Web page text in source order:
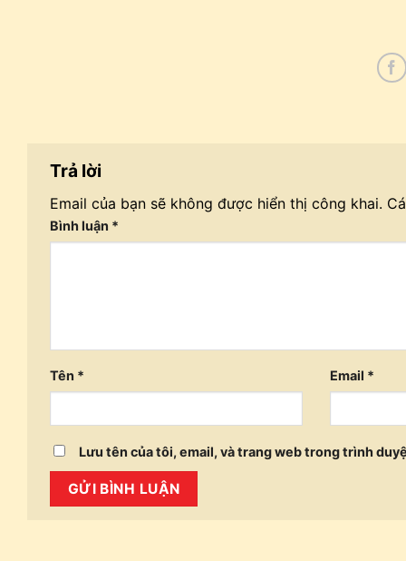
Trả lời
Email của bạn sẽ không được hiển thị công khai.
Bình luận *
Tên * Email *
Lưu tên của tôi, email, và trang web trong trình